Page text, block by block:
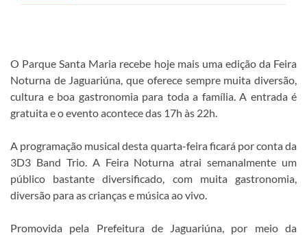
O Parque Santa Maria recebe hoje mais uma edição da Feira
Noturna de Jaguariúna, que oferece sempre muita diversão,
cultura e boa gastronomia para toda a família. A entrada é
gratuita e o evento acontece das 17h às 22h.
A programação musical desta quarta-feira ficará por conta da
3D3 Band Trio. A Feira Noturna atrai semanalmente um
público bastante diversificado, com muita gastronomia,
diversão para as crianças e música ao vivo.
Promovida pela Prefeitura de Jaguariúna, por meio da